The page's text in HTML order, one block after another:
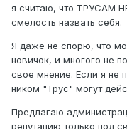
я считаю, что ТРУСАМ
смелость назвать себя.
Я даже не спорю, что
новичок, и многого не
свое мнение. Если я не
ником "Трус" могут
Предлагаю
репутацию только под